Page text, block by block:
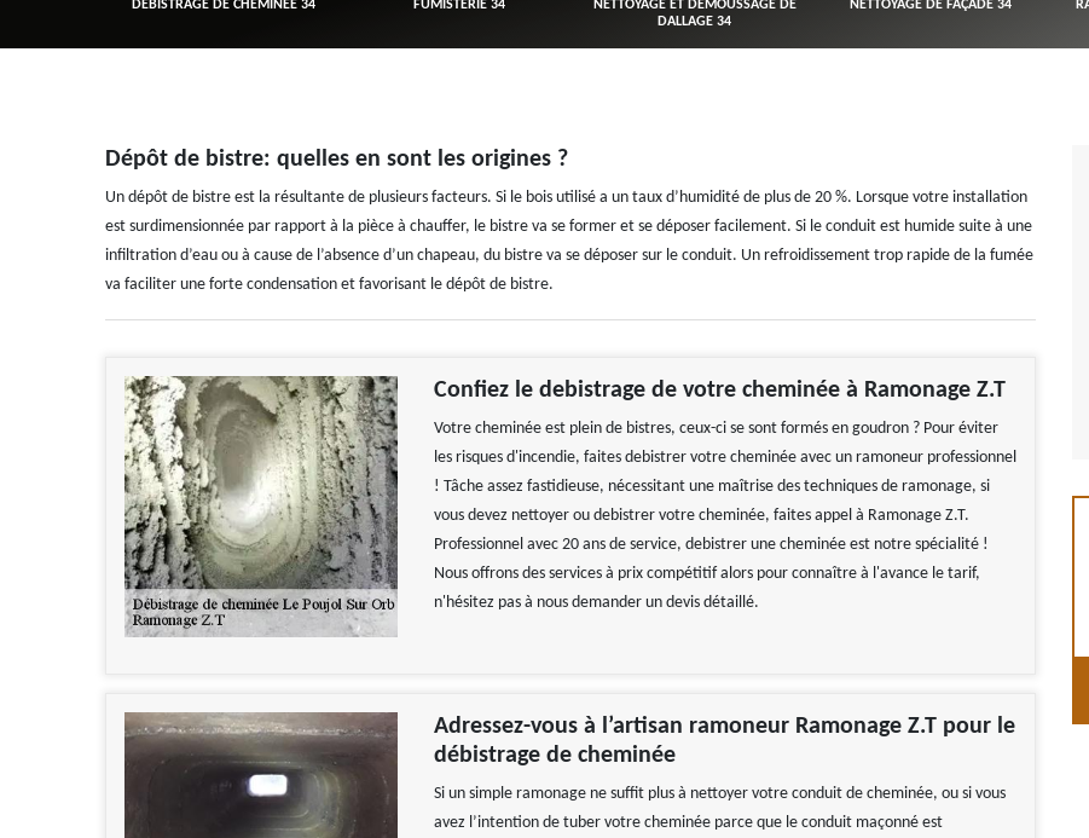
DÉBISTRAGE DE CHEMINÉE 34 FUMISTERIE 34
NETTOYAGE ET DÉMOUSSAGE DE
DALLAGE 34
NETTOYAGE DE FAÇADE 34
Dépôt de bistre: quelles en sont les origines ?
Un dépôt de bistre est la résultante de plusieurs facteurs. Si le bois utilisé a un taux d’humidité de plus de 20 %. Lorsque votre installation
est surdimensionnée par rapport à la pièce à chauffer, le bistre va se former et se déposer facilement. Si le conduit est humide suite à une
infiltration d’eau ou à cause de l’absence d’un chapeau, du bistre va se déposer sur le conduit. Un refroidissement trop rapide de la fumée
va faciliter une forte condensation et favorisant le dépôt de bistre.
Confiez le debistrage de votre cheminée à Ramonage Z.T
Votre cheminée est plein de bistres, ceux-ci se sont formés en goudron ? Pour éviter
les risques d'incendie, faites debistrer votre cheminée avec un ramoneur professionnel
! Tâche assez fastidieuse, nécessitant une maîtrise des techniques de ramonage, si
vous devez nettoyer ou debistrer votre cheminée, faites appel à Ramonage Z.T.
Professionnel avec 20 ans de service, debistrer une cheminée est notre spécialité !
Nous offrons des services à prix compétitif alors pour connaître à l'avance le tarif,
n'hésitez pas à nous demander un devis détaillé.
Adressez-vous à l’artisan ramoneur Ramonage Z.T pour le
débistrage de cheminée
Si un simple ramonage ne suffit plus à nettoyer votre conduit de cheminée, ou si vous
avez l’intention de tuber votre cheminée parce que le conduit maçonné est